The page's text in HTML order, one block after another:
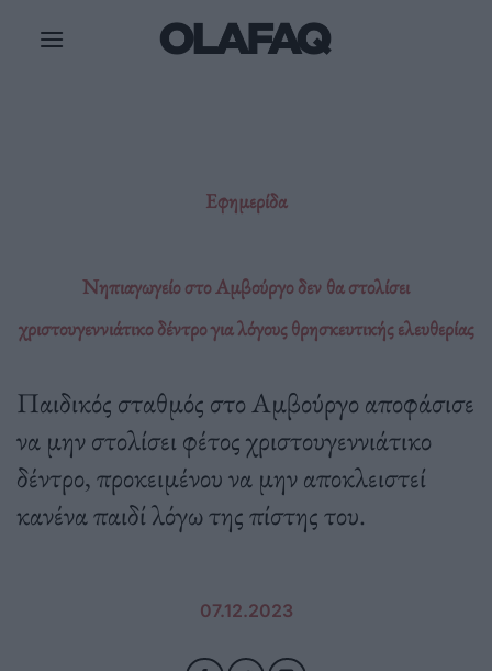
Εφημερίδα
Νηπιαγωγείο στο Αμβούργο δεν θα στολίσει
χριστουγεννιάτικο δέντρο για λόγους θρησκευτικής ελευθερίας
Παιδικός σταθμός στο Αμβούργο αποφάσισε
να μην στολίσει φέτος χριστουγεννιάτικο
δέντρο, προκειμένου να μην αποκλειστεί
κανένα παιδί λόγω της πίστης του.
07.12.2023